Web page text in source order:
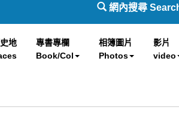
網內搜尋
地
專書專欄
Book/Col
相簿圖片
Photos
影片
video